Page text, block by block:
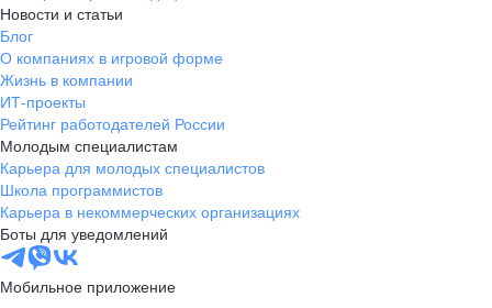
Новости и статьи
Блог
О компаниях в игровой форме
Жизнь в компании
ИТ-проекты
Рейтинг работодателей России
Молодым специалистам
Карьера для молодых специалистов
Школа программистов
Карьера в некоммерческих организациях
Боты для уведомлений
Мобильное приложение